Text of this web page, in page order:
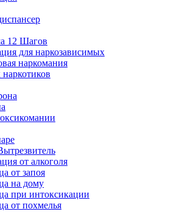
12 Шагов
для наркозависимых
наркомания
от алкоголя
от запоя
на дому
при интоксикации
от похмелья